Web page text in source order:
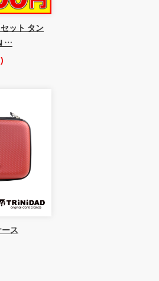
セット タン
…
ース